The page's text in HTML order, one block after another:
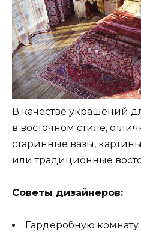
В качестве украшений
в восточном стиле,
старинные вазы,
или традиционные
Советы дизайнеров:
Гардеробную комнату